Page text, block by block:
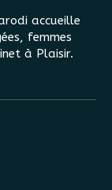
accueille
femmes
à Plaisir.